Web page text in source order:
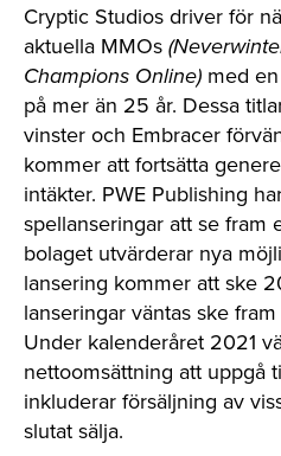
Cryptic Studios driver för
aktuella MMOs
Champions Online) med
på mer än 25 år. Dessa
vinster och Embracer
kommer att fortsätta
intäkter. PWE Publishing
spellanseringar att se fram
bolaget utvärderar nya
lansering kommer att ske
lanseringar väntas ske
Under kalenderåret 2021
nettoomsättning att uppgå
inkluderar försäljning av
slutat sälja.